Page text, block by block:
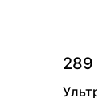
289